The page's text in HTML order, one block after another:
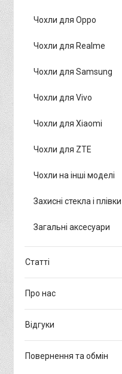
Чохли для Oppo
Чохли для Realme
Чохли для Samsung
Чохли для Vivo
Чохли для Xiaomi
Чохли для ZTE
Чохли на інші моделі
Захисні стекла і плівки
Загальні аксесуари
Статті
Про нас
Відгуки
Повернення та обмін